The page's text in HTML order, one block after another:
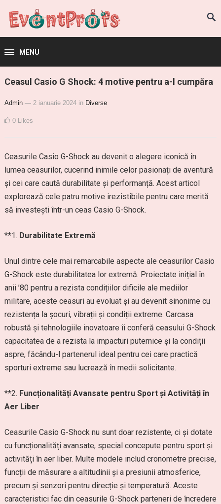
MENU
Ceasul Casio G Shock: 4 motive pentru a-l cumpăra
Admin — 2 ianuarie 2024 in Diverse
0 Likes
Ceasurile Casio G-Shock au devenit o alegere iconică în
lumea ceasurilor, cucerind inimile celor pasionați de aventură
și cei care caută durabilitate și performanță. Acest articol
explorează cele patru motive irezistibile pentru care merită
să investești într-un ceas Casio G-Shock.
**1. Durabilitate Extremă
Unul dintre cele mai remarcabile aspecte ale ceasurilor Casio
G-Shock este durabilitatea lor extremă. Proiectate inițial în
anii ’80 pentru a rezista condițiilor dificile ale mediilor
militare, aceste ceasuri au evoluat și au devenit sinonime cu
rezistența la șocuri, vibrații și condiții extreme. Carcasa
robustă și tehnologiile inovatoare îi conferă ceasului G-Shock
capacitatea de a rezista la impacturi puternice și la condiții
aspre, făcându-l partenerul ideal pentru cei care practică
sporturi extreme sau lucrează în medii solicitante.
**2. Funcționalități Avansate pentru Sport și Activități în
Aer Liber
Ceasurile Casio G-Shock nu sunt doar rezistente, ci și dotate
cu funcționalități avansate, special concepute pentru sport și
activități în aer liber. Multe modele includ cronometre precise,
funcții de măsurare a altitudinii și a presiunii atmosferice,
precum și senzori pentru direcție și temperatură. Aceste
caracteristici fac din ceasurile G-Shock parteneri de încredere